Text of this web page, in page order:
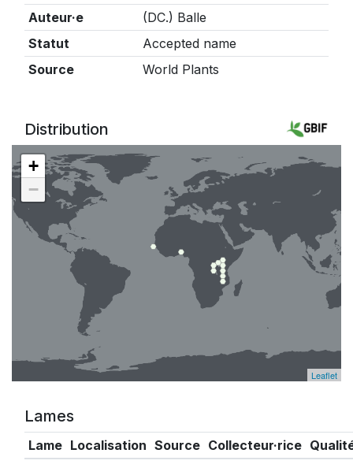
Auteur·e
(DC.) Balle
Statut
Accepted name
Source
World Plants
Distribution
+
−
Leaflet
Lames
Lame Localisation Source Collecteur·rice